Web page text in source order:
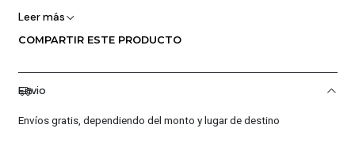
26 cm, Ancho: 21 cm, Profundidad: 4 cm. Capacidad: 2 L.
Leer más
COMPARTIR ESTE PRODUCTO
Envio
Envíos gratis, dependiendo del monto y lugar de destino